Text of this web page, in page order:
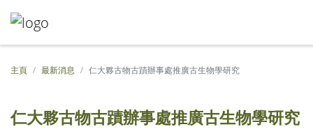
主頁 最新消息 仁大夥古物古蹟辦事處推廣古生物學研究
仁大夥古物古蹟辦事處推廣古生物學研究